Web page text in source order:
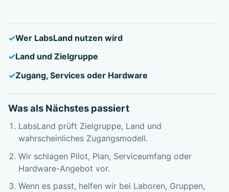
Wer LabsLand nutzen wird
Land und Zielgruppe
Zugang, Services oder Hardware
Was als Nächstes passiert
LabsLand prüft Zielgruppe, Land und
wahrscheinliches Zugangsmodell.
Wir schlagen Pilot, Plan, Serviceumfang oder
Hardware-Angebot vor.
Wenn es passt, helfen wir bei Laboren, Gruppen,